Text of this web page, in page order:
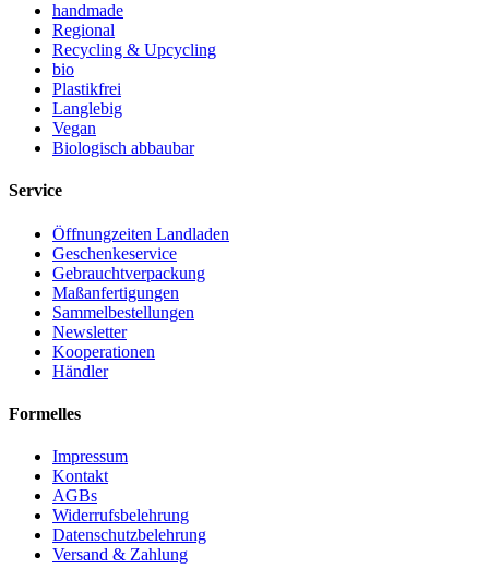
handmade
Regional
Recycling & Upcycling
bio
Plastikfrei
Langlebig
Vegan
Biologisch abbaubar
Service
Öffnungzeiten Landladen
Geschenkeservice
Gebrauchtverpackung
Maßanfertigungen
Sammelbestellungen
Newsletter
Kooperationen
Händler
Formelles
Impressum
Kontakt
AGBs
Widerrufsbelehrung
Datenschutzbelehrung
Versand & Zahlung